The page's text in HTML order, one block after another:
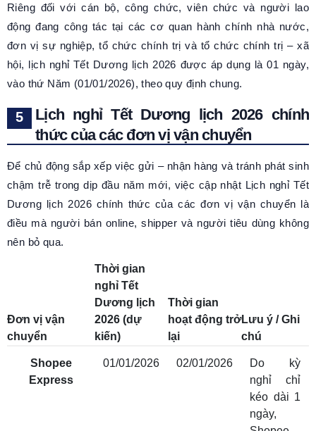
Riêng đối với cán bộ, công chức, viên chức và người lao
động đang công tác tại các cơ quan hành chính nhà nước,
đơn vị sự nghiệp, tổ chức chính trị và tổ chức chính trị – xã
hội, lịch nghỉ Tết Dương lịch 2026 được áp dụng là 01 ngày,
vào thứ Năm (01/01/2026), theo quy định chung.
Lịch nghỉ Tết Dương lịch 2026 chính
thức của các đơn vị vận chuyển
Để chủ động sắp xếp việc gửi – nhận hàng và tránh phát sinh
chậm trễ trong dịp đầu năm mới, việc cập nhật Lịch nghỉ Tết
Dương lịch 2026 chính thức của các đơn vị vận chuyển là
điều mà người bán online, shipper và người tiêu dùng không
nên bỏ qua.
Đơn vị vận
chuyển
Thời gian
nghỉ Tết
Dương lịch
2026 (dự
kiến)
Thời gian
hoạt động trở
lại
Lưu ý / Ghi
chú
Shopee
Express
01/01/2026 02/01/2026
Do kỳ
nghỉ chỉ
kéo dài 1
ngày,